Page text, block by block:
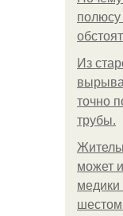
полюсу
Из
точно
трубы.
может
медики